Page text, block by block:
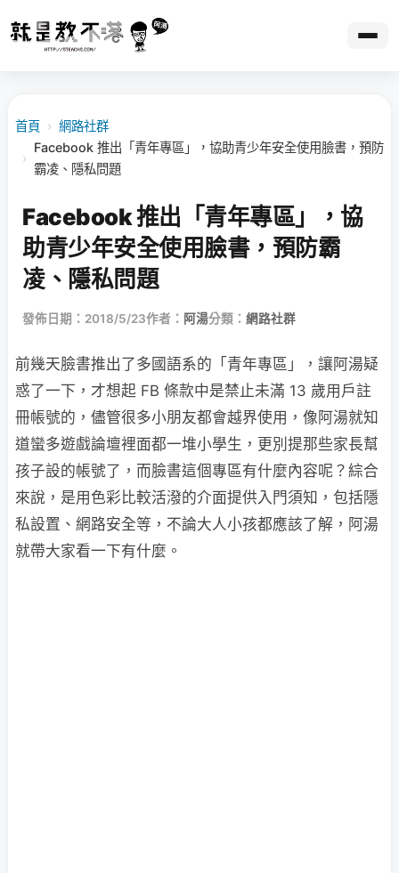
首頁 › 網路社群
›
Facebook 推出「青年專區」，協助青少年安全使用臉書，預防
霸凌、隱私問題
Facebook 推出「青年專區」，協
助青少年安全使用臉書，預防霸
凌、隱私問題
發佈日期：2018/5/23作者： 阿湯分類： 網路社群
前幾天臉書推出了多國語系的「青年專區」，讓阿湯疑
惑了一下，才想起 FB 條款中是禁止未滿 13 歲用戶註
冊帳號的，儘管很多小朋友都會越界使用，像阿湯就知
道蠻多遊戲論壇裡面都一堆小學生，更別提那些家長幫
孩子設的帳號了，而臉書這個專區有什麼內容呢？綜合
來說，是用色彩比較活潑的介面提供入門須知，包括隱
私設置、網路安全等，不論大人小孩都應該了解，阿湯
就帶大家看一下有什麼。